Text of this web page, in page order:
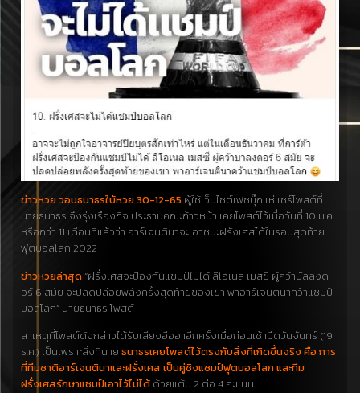
ข่าวหวย วอนธนาธรใบ้หวย 30-12-65 ผู้ใช้เว็บไซต์เฟซบุ๊กแห่แชร์โพสต์ที่
นายธนาธร จึงรุ่งเรืองกิจ ประธานคณะก้าวหน้า เคยโพสต์ไว้เมื่อวันที่ 10 ม.ค.
หรือกว่า 11 เดือนที่แล้วว่า อาร์เจนตินาจะเอาชนะฝรั่งเศสได้ในรอบสุดท้าย
ฟุตบอลโลก 2022
ข่าวหวยล่าสุด “ฝรั่งเศสจะป้องกันแชมป์ไม่ได้ ลีโอเนล เมสซี ผู้คว้าบัลลงด
อร์ 6 สมัย จะปลดปล่อยพลังครั้งสุดท้ายของเขา พาอาร์เจนตินาคว้าแชมป์
บอลโลก” นายธนาธร โพสต์
สาเหตุที่โพสต์ดังกล่าวได้รับเสียงฮือฮาอีกครั้งเมื่อก่อนเช้ามืดวันจันทร์ (19
ธ.ค.) เป็นเพราะสิ่งที่นาย ธนาธรเคยโพสต์ไว้ตรงกับสิ่งที่เกิดขึ้นจริง คือ การ
ที่ทีมชาติอาร์เจนตินาและฝรั่งเศส เป็นคู่ชิงแชมป์ฟุตบอลโลก และทีม
ฝรั่งเศสรักษาแชมป์เอาไว้ไม่ได้ ด้วยแต้ม 2 ต่อ 4 คะแนน